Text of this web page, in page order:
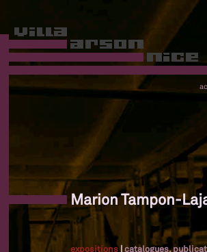
Marion Tampon-
expositions|catalogues,